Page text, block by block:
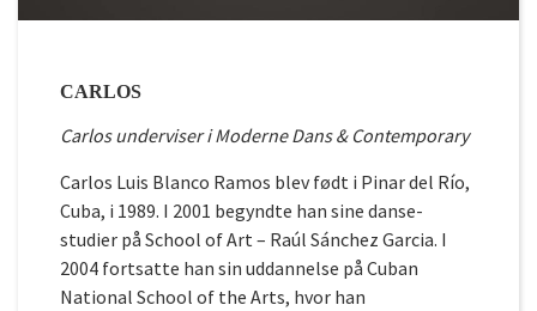
CARLOS
Carlos underviser i Moderne Dans & Contemporary
Carlos Luis Blanco Ramos blev født i Pinar del Río,
Cuba, i 1989. I 2001 begyndte han sine danse-
studier på School of Art – Raúl Sánchez Garcia. I
2004 fortsatte han sin uddannelse på Cuban
National School of the Arts, hvor han